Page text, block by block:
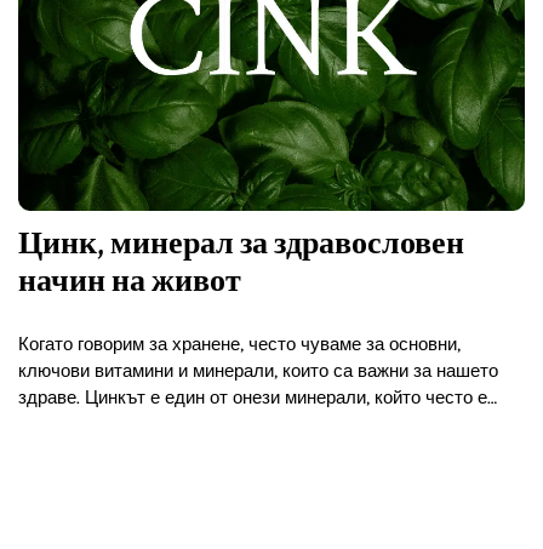
Цинк, минерал за здравословен
начин на живот
Когато говорим за хранене, често чуваме за основни,
ключови витамини и минерали, които са важни за нашето
здраве. Цинкът е един от онези минерали, който често е